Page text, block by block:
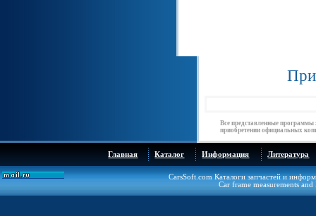
Все представленные
приобретении официальных
Главная Каталог Информация Литература
CarsSoft.com Каталоги запчастей и
Car frame measurements